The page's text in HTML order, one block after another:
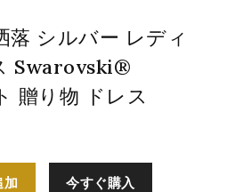
落 シルバー レディ
Swarovski®
贈り物 ドレス
加 今すぐ購入